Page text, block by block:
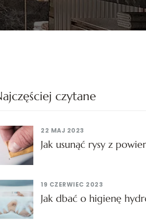
czytane
22 MAJ 2023
Jak usunąć rysy z
19 CZERWIEC 2023
Jak dbać o higienę